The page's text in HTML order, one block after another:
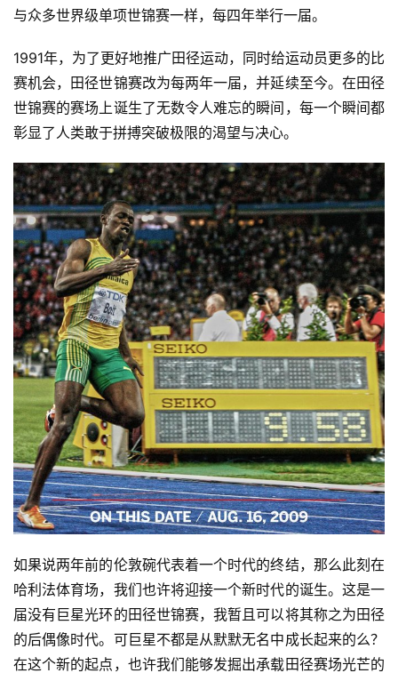
与众多世界级单项世锦赛一样，每四年举行一届。
1991年，为了更好地推广田径运动，同时给运动员更多的比
赛机会，田径世锦赛改为每两年一届，并延续至今。在田径
世锦赛的赛场上诞生了无数令人难忘的瞬间，每一个瞬间都
彰显了人类敢于拼搏突破极限的渴望与决心。
如果说两年前的伦敦碗代表着一个时代的终结，那么此刻在
哈利法体育场，我们也许将迎接一个新时代的诞生。这是一
届没有巨星光环的田径世锦赛，我暂且可以将其称之为田径
的后偶像时代。可巨星不都是从默默无名中成长起来的么？
在这个新的起点，也许我们能够发掘出承载田径赛场光芒的